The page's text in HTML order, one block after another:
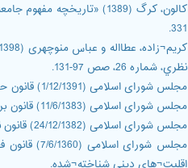
331.
نظري، شماره 26، صص 97-131.
مجلس شورای اسلامی (1/12/1391) قانون حمایت خانواده.
مجلس شورای اسلامی (11/6/1383) قانون برنامه چهارم توسعه اقتصادی، اجتماعی و فرهنگی جمهوری اسلامی ایران.
مجلس شورای اسلامی (24/12/1382) قانون نظام صنفی کشور.
مجلس